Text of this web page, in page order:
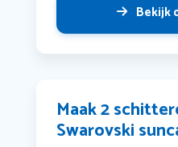
Bekijk
Maak 2
Swarovski